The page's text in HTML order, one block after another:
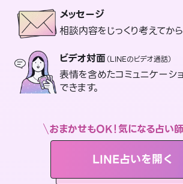
メッセージ
相談内容をじっくり考えてか
ビデオ対面（LINEのビデオ通話）
表情を含めたコミュニケーシ
できます。
おまかせもOK！気になる占い
LINE占いを開く